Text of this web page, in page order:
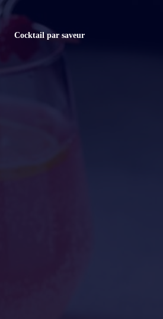
Cocktail par saveur